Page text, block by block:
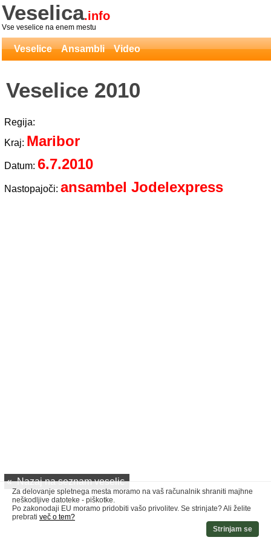
Veselica.info
Vse veselice na enem mestu
Veselice Ansambli Video
Veselice 2010
Regija:
Kraj: Maribor
Datum: 6.7.2010
Nastopajoči: ansambel Jodelexpress
« Nazaj na seznam veselic
Za delovanje spletnega mesta moramo na vaš računalnik shraniti majhne
neškodljive datoteke - piškotke.
Po zakonodaji EU moramo pridobiti vašo privolitev. Se strinjate? Ali želite
prebrati več o tem?
Strinjam se